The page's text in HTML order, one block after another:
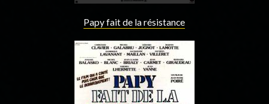
Papy fait de la résistance